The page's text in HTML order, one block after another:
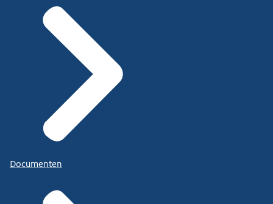
Documenten